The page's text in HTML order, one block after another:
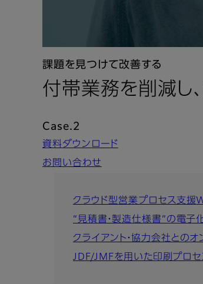
付帯業務を削減し
課題を見つけて改善する
Case.2
資料ダウンロード
お問い合わせ
クラウド型営業プロセス支援
“見積書・製造仕様書”の電子
クライアント・協力会社との
JDF/JMFを用いた印刷プロ